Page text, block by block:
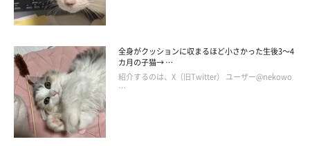
全身がクッションに収まるほど小さかった生後3～4
カ月の子猫→ …
紹介するのは、X（旧Twitter） ユーザー@nekowo
…